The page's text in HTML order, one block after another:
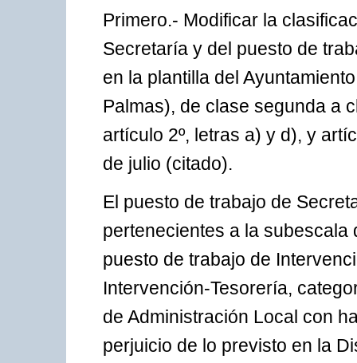
Primero.- Modificar la
Secretaría y del puesto de
en la plantilla del
Palmas), de clase segunda a
artículo 2º, letras a) y d), y
de julio (citado).
El puesto de trabajo de
pertenecientes a la
puesto de trabajo de
Intervención-Tesorería,
de Administración Local con
perjuicio de lo previsto en la